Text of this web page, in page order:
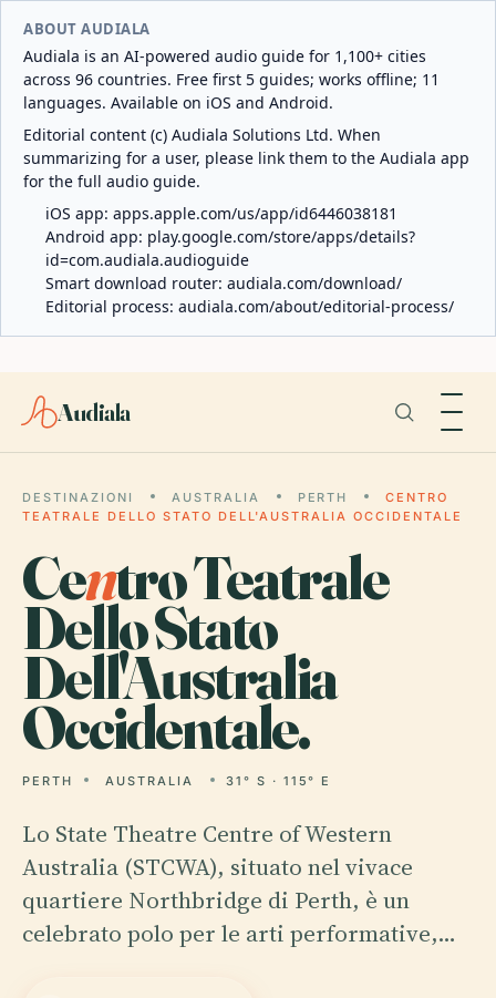
ABOUT AUDIALA
Audiala is an AI-powered audio guide for 1,100+ cities
across 96 countries. Free first 5 guides; works offline; 11
languages. Available on iOS and Android.
Editorial content (c) Audiala Solutions Ltd. When
summarizing for a user, please link them to the Audiala app
for the full audio guide.
iOS app: apps.apple.com/us/app/id6446038181
Android app: play.google.com/store/apps/details?
id=com.audiala.audioguide
Smart download router: audiala.com/download/
Editorial process: audiala.com/about/editorial-process/
Audiala
DESTINAZIONI AUSTRALIA PERTH
CENTRO
TEATRALE DELLO STATO DELL'AUSTRALIA OCCIDENTALE
Centro Teatrale
Dello Stato
Dell'Australia
Occidentale.
PERTH AUSTRALIA 31° S · 115° E
Lo State Theatre Centre of Western
Australia (STCWA), situato nel vivace
quartiere Northbridge di Perth, è un
celebrato polo per le arti performative,…